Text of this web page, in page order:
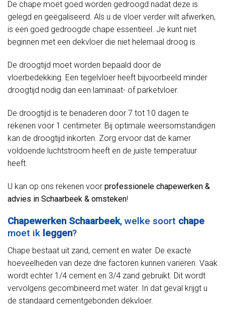
De chape moet goed worden gedroogd nadat deze is
gelegd en geëgaliseerd. Als u de vloer verder wilt afwerken,
is een goed gedroogde chape essentieel. Je kunt niet
beginnen met een dekvloer die niet helemaal droog is.
De droogtijd moet worden bepaald door de
vloerbedekking. Een tegelvloer heeft bijvoorbeeld minder
droogtijd nodig dan een laminaat- of parketvloer.
De droogtijd is te benaderen door 7 tot 10 dagen te
rekenen voor 1 centimeter. Bij optimale weersomstandigen
kan de droogtijd inkorten. Zorg ervoor dat de kamer
voldoende luchtstroom heeft en de juiste temperatuur
heeft.
U kan op ons rekenen voor professionele chapewerken &
advies in Schaarbeek & omsteken!
Chapewerken Schaarbeek, welke soort chape
moet ik leggen?
Chape bestaat uit zand, cement en water. De exacte
hoeveelheden van deze drie factoren kunnen variëren. Vaak
wordt echter 1/4 cement en 3/4 zand gebruikt. Dit wordt
vervolgens gecombineerd met water. In dat geval krijgt u
de standaard cementgebonden dekvloer.